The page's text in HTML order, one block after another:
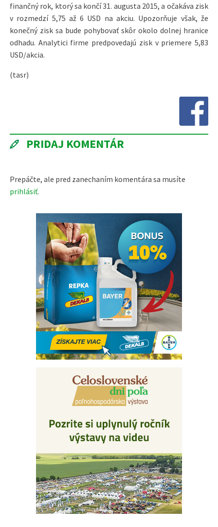
finančný rok, ktorý sa končí 31. augusta 2015, a očakáva zisk
v rozmedzí 5,75 až 6 USD na akciu. Upozorňuje však, že
konečný zisk sa bude pohybovať skôr okolo dolnej hranice
odhadu. Analytici firme predpovedajú zisk v priemere 5,83
USD/akcia.
(tasr)
PRIDAJ KOMENTÁR
Prepáčte, ale pred zanechaním komentára sa musíte
prihlásiť.